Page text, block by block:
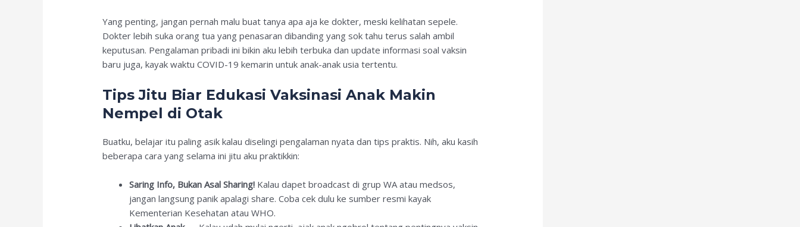
Yang penting, jangan pernah malu buat tanya apa aja ke dokter, meski kelihatan sepele.
Dokter lebih suka orang tua yang penasaran dibanding yang sok tahu terus salah ambil
keputusan. Pengalaman pribadi ini bikin aku lebih terbuka dan update informasi soal vaksin
baru juga, kayak waktu COVID-19 kemarin untuk anak-anak usia tertentu.
Tips Jitu Biar Edukasi Vaksinasi Anak Makin
Nempel di Otak
Buatku, belajar itu paling asik kalau diselingi pengalaman nyata dan tips praktis. Nih, aku kasih
beberapa cara yang selama ini jitu aku praktikkin:
Saring Info, Bukan Asal Sharing! Kalau dapet broadcast di grup WA atau medsos,
jangan langsung panik apalagi share. Coba cek dulu ke sumber resmi kayak
Kementerian Kesehatan atau WHO.